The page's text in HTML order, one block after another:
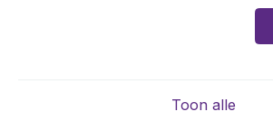
Toon alle